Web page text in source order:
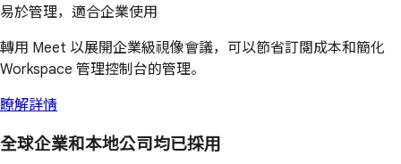
易於管理，適合企業使用
轉用 Meet 以展開企業級視像會議，可以節省訂閱成本和簡化
Workspace 管理控制台的管理。
瞭解詳情
全球企業和本地公司均已採用